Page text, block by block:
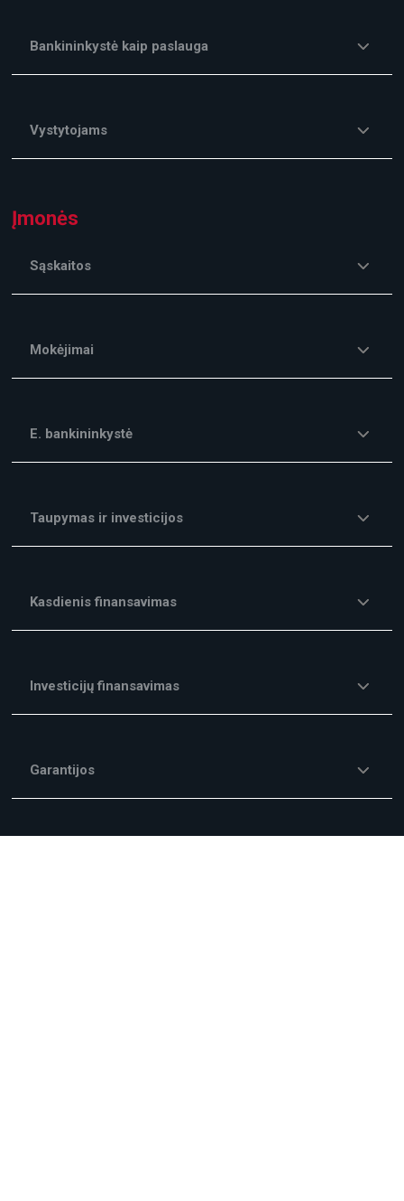
Bankininkystė kaip paslauga
Vystytojams
Įmonės
Sąskaitos
Mokėjimai
E. bankininkystė
Taupymas ir investicijos
Kasdienis finansavimas
Investicijų finansavimas
Garantijos